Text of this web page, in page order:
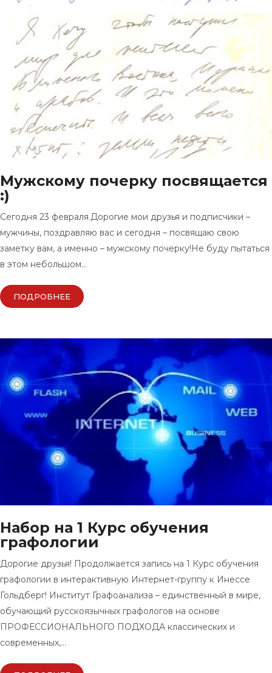
Мужскому почерку посвящается
:)
Сегодня 23 февраля.Дорогие мои друзья и подписчики –
мужчины, поздравляю вас и сегодня – посвящаю свою
заметку вам, а именно – мужскому почерку!Не буду пытаться
в этом небольшом…
ПОДРОБНЕЕ
Набор на 1 Курс обучения
графологии
Дорогие друзья! Продолжается запись на 1 Курс обучения
графологии в интерактивную Интернет-группу к Инессе
Гольдберг! Институт Графоанализа – единственный в мире,
обучающий русскоязычных графологов на основе
ПРОФЕССИОНАЛЬНОГО ПОДХОДА классических и
современных,…